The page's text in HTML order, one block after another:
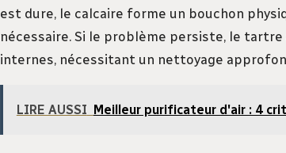
est dure, le calcaire forme un bouchon
nécessaire. Si le problème persiste, le
internes, nécessitant un nettoyage
LIRE AUSSI Meilleur purificateur d'air : 4